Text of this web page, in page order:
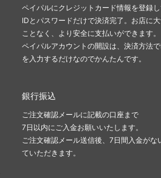
ペイパルにクレジットカード情報を登録し
IDとパスワードだけで決済完了。お店に
ことなく、より安全に支払いができます。
ペイパルアカウントの開設は、決済方法
を入力するだけなのでかんたんです。
銀行振込
ご注文確認メールに記載の口座まで
7日以内にご入金お願いいたします。
ご注文確認メール送信後、7日間入金が
ていただきます。